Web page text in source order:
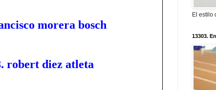
morera bosch
robert diez atleta
El estilo
13303.